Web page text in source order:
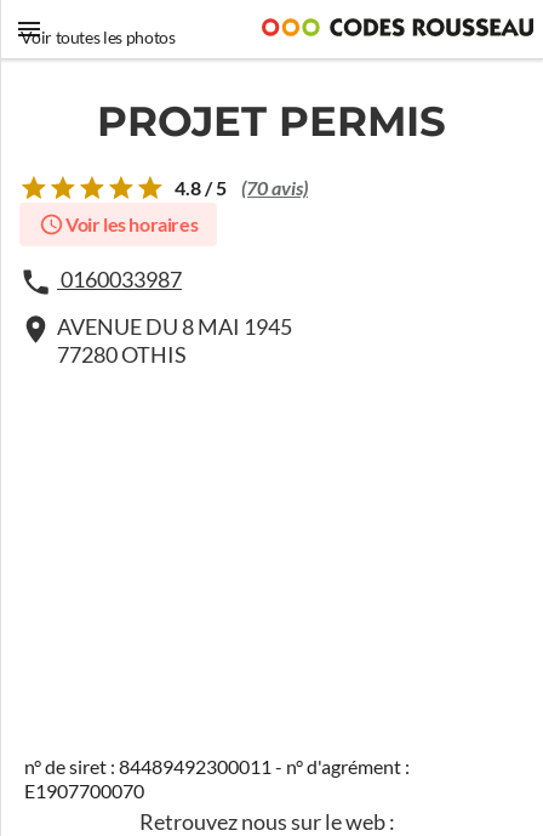
Voir toutes les photos
PROJET PERMIS
4.8 / 5 (70 avis)
Voir les horaires
0160033987
AVENUE DU 8 MAI 1945
77280 OTHIS
n° de siret : 84489492300011 - n° d'agrément :
E1907700070
Retrouvez nous sur le web :